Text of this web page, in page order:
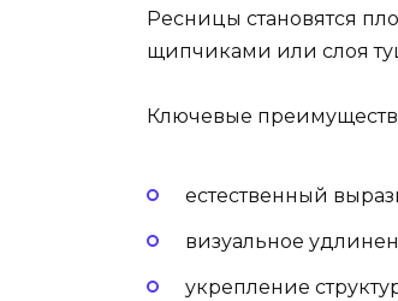
Ресницы становятся
щипчиками или слоя
Ключевые
естественный
визуальное
укрепление